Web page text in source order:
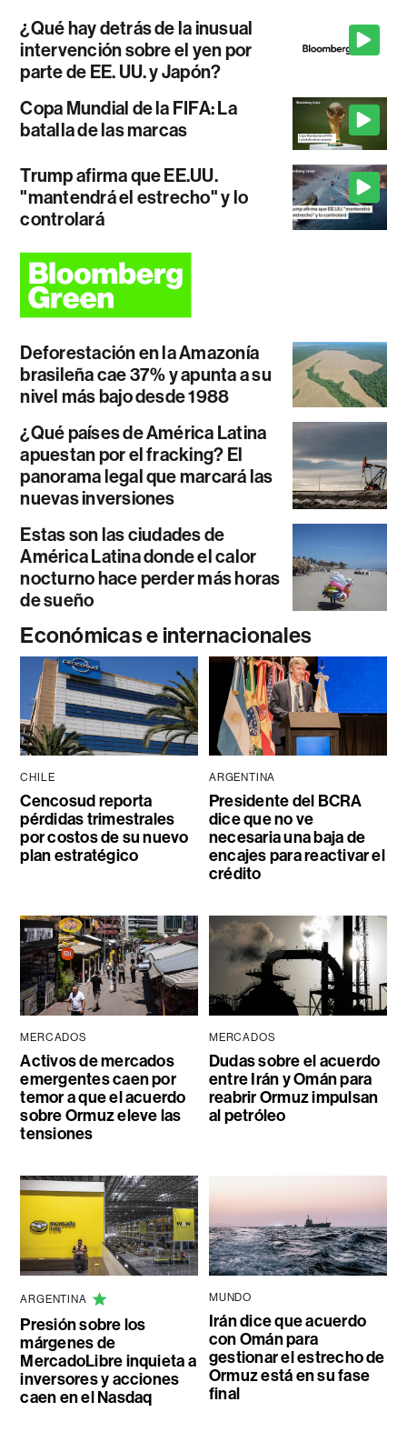
¿Qué hay detrás de la inusual
intervención sobre el yen por
parte de EE. UU. y Japón?
Copa Mundial de la FIFA: La
batalla de las marcas
Trump afirma que EE.UU.
"mantendrá el estrecho" y lo
controlará
Deforestación en la Amazonía
brasileña cae 37% y apunta a su
nivel más bajo desde 1988
¿Qué países de América Latina
apuestan por el fracking? El
panorama legal que marcará las
nuevas inversiones
Estas son las ciudades de
América Latina donde el calor
nocturno hace perder más horas
de sueño
Económicas e internacionales
CHILE
Cencosud reporta
pérdidas trimestrales
por costos de su nuevo
plan estratégico
ARGENTINA
Presidente del BCRA
dice que no ve
necesaria una baja de
encajes para reactivar el
crédito
MERCADOS
Activos de mercados
emergentes caen por
temor a que el acuerdo
sobre Ormuz eleve las
tensiones
MERCADOS
Dudas sobre el acuerdo
entre Irán y Omán para
reabrir Ormuz impulsan
al petróleo
ARGENTINA
Presión sobre los
márgenes de
MercadoLibre inquieta a
inversores y acciones
caen en el Nasdaq
MUNDO
Irán dice que acuerdo
con Omán para
gestionar el estrecho de
Ormuz está en su fase
final